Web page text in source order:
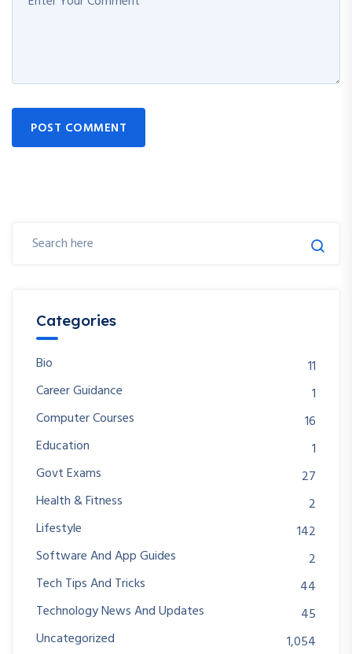
POST COMMENT
Categories
Bio
11
Career Guidance
1
Computer Courses
16
Education
1
Govt Exams
27
Health & Fitness
2
Lifestyle
142
Software And App Guides
2
Tech Tips And Tricks
44
Technology News And Updates
45
Uncategorized
1,054